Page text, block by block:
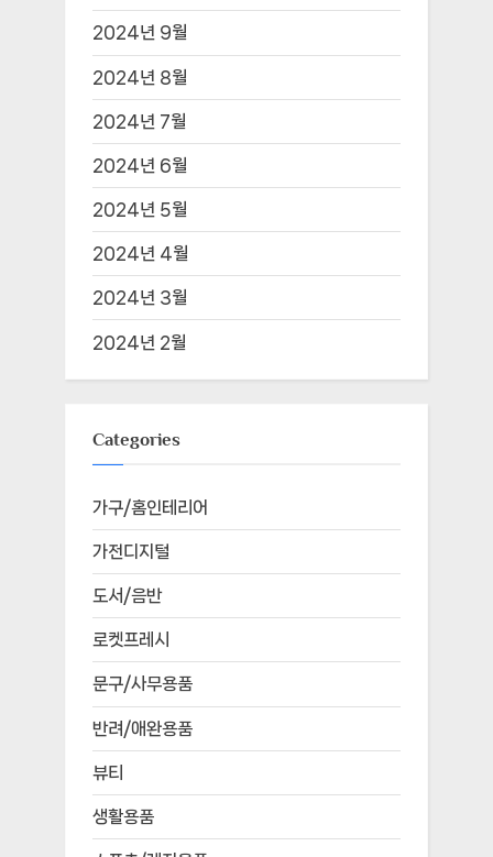
2024년 9월
2024년 8월
2024년 7월
2024년 6월
2024년 5월
2024년 4월
2024년 3월
2024년 2월
Categories
가구/홈인테리어
가전디지털
도서/음반
로켓프레시
문구/사무용품
반려/애완용품
뷰티
생활용품